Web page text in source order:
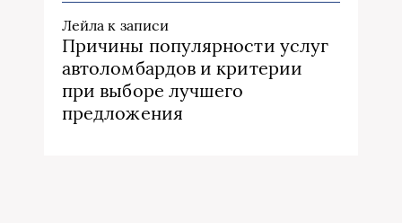
Лейла к записи
Причины популярности услуг
автоломбардов и критерии
при выборе лучшего
предложения